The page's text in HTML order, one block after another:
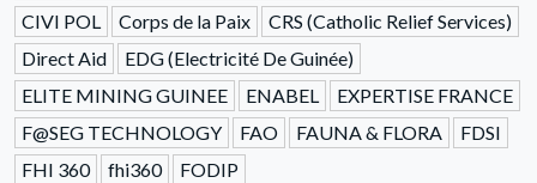
CIVI POL
Corps de la Paix
CRS (Catholic Relief Services)
Direct Aid
EDG (Electricité De Guinée)
ELITE MINING GUINEE
ENABEL
EXPERTISE FRANCE
F@SEG TECHNOLOGY
FAO FAUNA & FLORA
FDSI
FHI 360
fhi360
FODIP